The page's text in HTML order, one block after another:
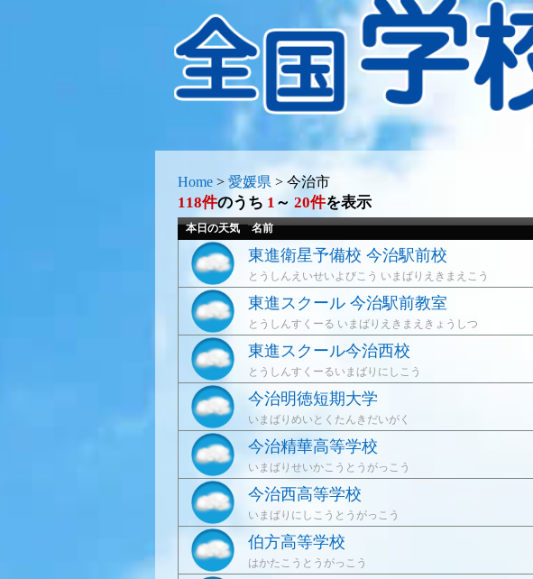
Home > 愛媛県 > 今治市
118件のうち 1 ～ 20件を表示
本日の天気 名前
東進衛星予備校 今治駅前校
とうしんえいせいよびこう いまばりえきまえこう
東進スクール 今治駅前教室
とうしんすくーる いまばりえきまえきょうしつ
東進スクール今治西校
とうしんすくーるいまばりにしこう
今治明徳短期大学
いまばりめいとくたんきだいがく
今治精華高等学校
いまばりせいかこうとうがっこう
今治西高等学校
いまばりにしこうとうがっこう
伯方高等学校
はかたこうとうがっこう